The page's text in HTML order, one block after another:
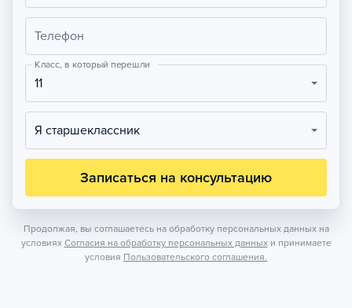
Телефон
Класс, в который перешли
11
Я старшеклассник
Записаться на консультацию
Продолжая, вы соглашаетесь на обработку персональных данных на
условиях Согласия на обработку персональных данных и принимаете
условия Пользовательского соглашения.